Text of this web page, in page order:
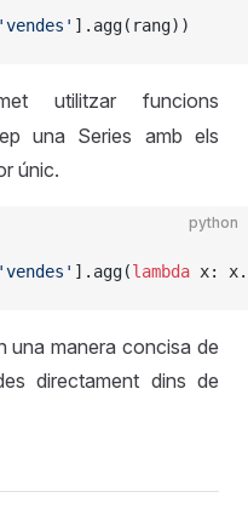
'vendes' ].agg(rang))
utilitzar funcions
una Series amb els
únic.
python
'vendes' ].agg(lambda x:
una manera concisa de
directament dins de